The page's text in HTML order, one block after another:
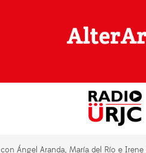
con Ángel Aranda, María del Río e